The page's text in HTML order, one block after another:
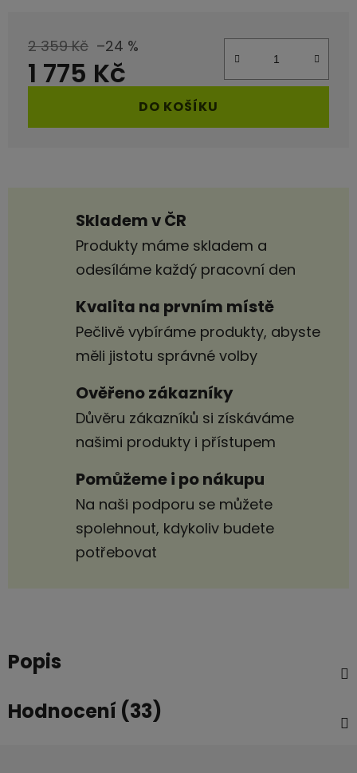
2 359 Kč –24 %
1 775 Kč
DO KOŠÍKU
Skladem v ČR
Produkty máme skladem a
odesíláme každý pracovní den
Kvalita na prvním místě
Pečlivě vybíráme produkty, abyste
měli jistotu správné volby
Ověřeno zákazníky
Důvěru zákazníků si získáváme
našimi produkty i přístupem
Pomůžeme i po nákupu
Na naši podporu se můžete
spolehnout, kdykoliv budete
potřebovat
Popis
Hodnocení (33)